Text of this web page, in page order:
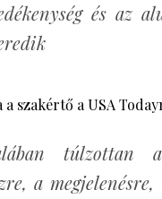
és az
szakértő a USA
túlzottan
a